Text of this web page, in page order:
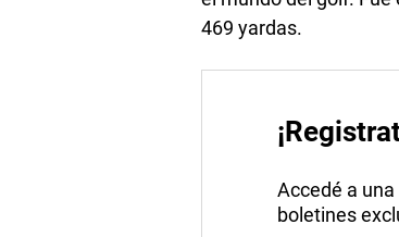
469 yardas.
Accedé a
boletines